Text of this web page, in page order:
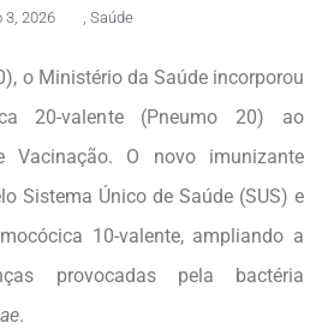
3, 2026 , Saúde
o Ministério da Saúde incorporou
20-valente (Pneumo 20) ao
Vacinação. O novo imunizante
Sistema Único de Saúde (SUS) e
10-valente, ampliando a
provocadas pela bactéria
.